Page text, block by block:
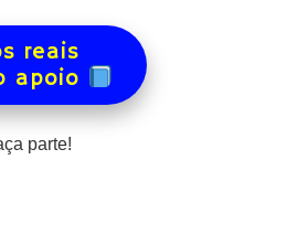
reais
apoio
parte!